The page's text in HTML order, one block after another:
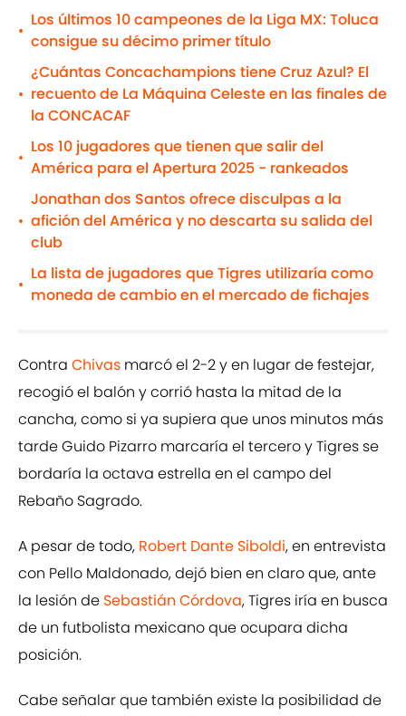
•
Los últimos 10 campeones de la Liga MX: Toluca
consigue su décimo primer título
•
¿Cuántas Concachampions tiene Cruz Azul? El
recuento de La Máquina Celeste en las finales de
la CONCACAF
•
Los 10 jugadores que tienen que salir del
América para el Apertura 2025 - rankeados
•
Jonathan dos Santos ofrece disculpas a la
afición del América y no descarta su salida del
club
•
La lista de jugadores que Tigres utilizaría como
moneda de cambio en el mercado de fichajes
Contra Chivas marcó el 2-2 y en lugar de festejar,
recogió el balón y corrió hasta la mitad de la
cancha, como si ya supiera que unos minutos más
tarde Guido Pizarro marcaría el tercero y Tigres se
bordaría la octava estrella en el campo del
Rebaño Sagrado.
A pesar de todo, Robert Dante Siboldi, en entrevista
con Pello Maldonado, dejó bien en claro que, ante
la lesión de Sebastián Córdova, Tigres iría en busca
de un futbolista mexicano que ocupara dicha
posición.
Cabe señalar que también existe la posibilidad de